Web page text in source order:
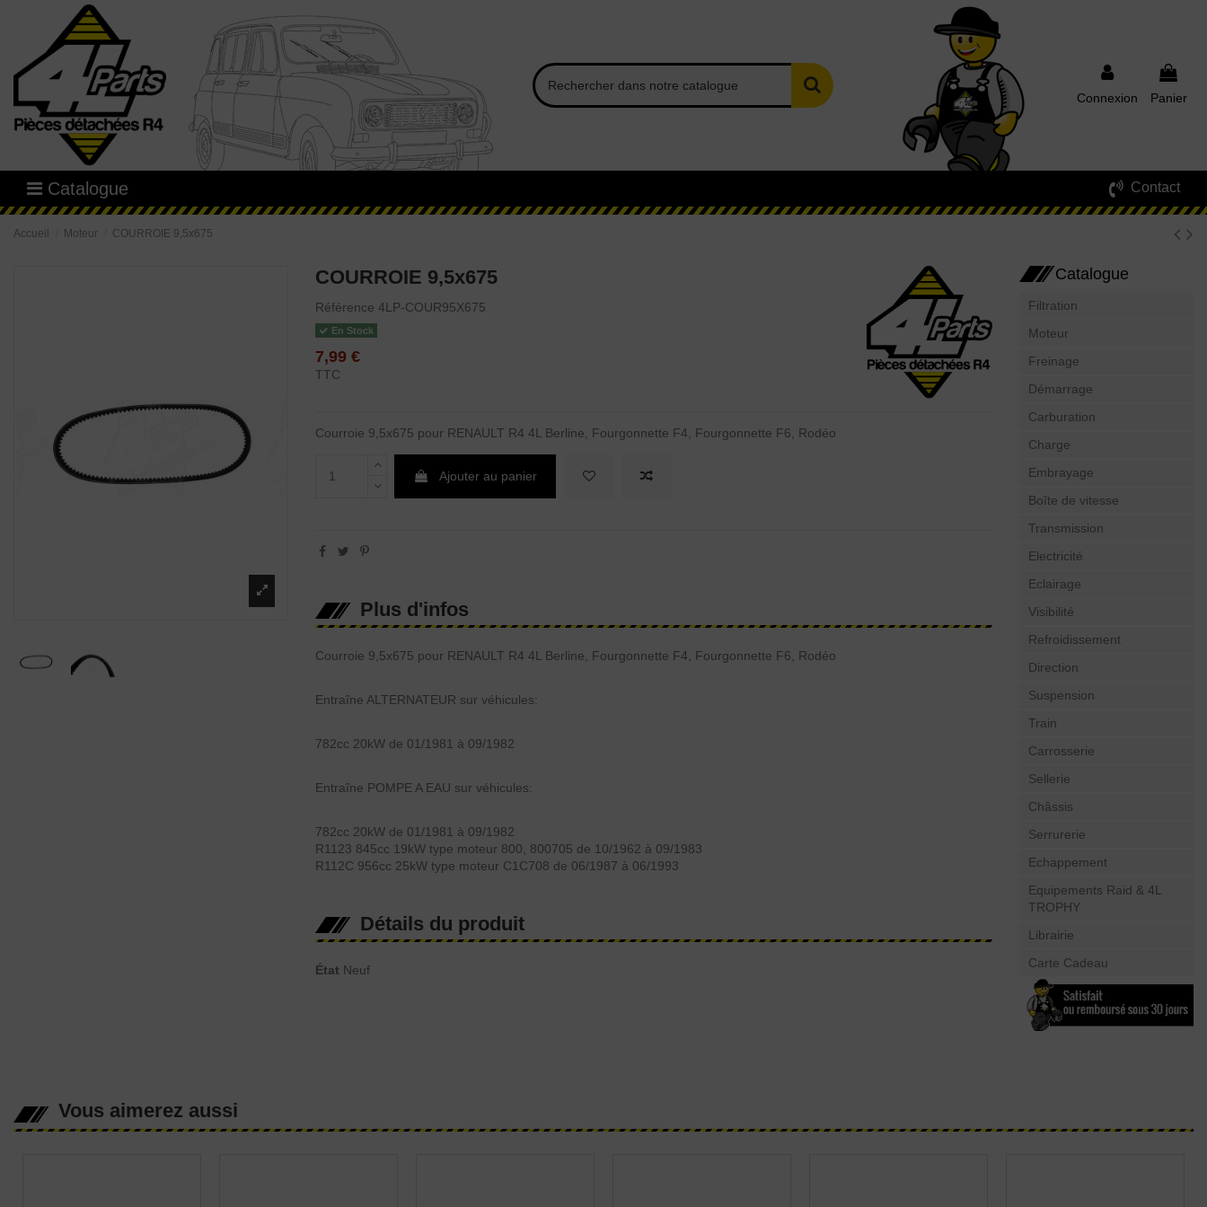
Connexion Panier
Catalogue Contact
Accueil Moteur COURROIE 9,5x675
COURROIE 9,5x675
Référence 4LP-COUR95X675
En Stock
7,99 €
TTC
Courroie 9,5x675 pour RENAULT R4 4L Berline, Fourgonnette F4, Fourgonnette F6, Rodéo
Ajouter au panier
Plus d'infos
Courroie 9,5x675 pour RENAULT R4 4L Berline, Fourgonnette F4, Fourgonnette F6, Rodéo
Entraîne ALTERNATEUR sur véhicules:
782cc 20kW de 01/1981 à 09/1982
Entraîne POMPE A EAU sur véhicules:
782cc 20kW de 01/1981 à 09/1982
R1123 845cc 19kW type moteur 800, 800705 de 10/1962 à 09/1983
R112C 956cc 25kW type moteur C1C708 de 06/1987 à 06/1993
Détails du produit
État Neuf
Catalogue
Filtration
Moteur
Freinage
Démarrage
Carburation
Charge
Embrayage
Boîte de vitesse
Transmission
Electricité
Eclairage
Visibilité
Refroidissement
Direction
Suspension
Train
Carrosserie
Sellerie
Châssis
Serrurerie
Echappement
Equipements Raid & 4L
TROPHY
Librairie
Carte Cadeau
Vous aimerez aussi